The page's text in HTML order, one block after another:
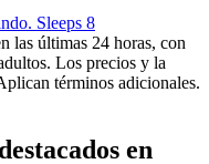
Sleeps 8
las últimas 24 horas, con
Los precios y la
términos adicionales.
en